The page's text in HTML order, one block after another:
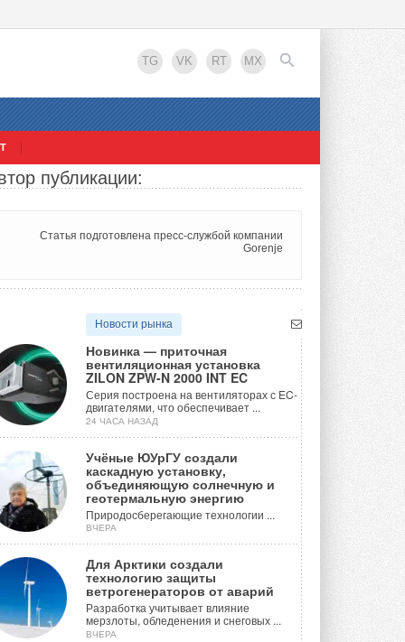
TG VK RT MX
публикации:
Статья подготовлена пресс-службой компании
Gorenje
Новости рынка
Новинка — приточная
вентиляционная установка
ZILON ZPW-N 2000 INT EC
Серия построена на вентиляторах с EC-
двигателями, что обеспечивает ...
24 ЧАСА НАЗАД
Учёные ЮУрГУ создали
каскадную установку,
объединяющую солнечную и
геотермальную энергию
Природосберегающие технологии ...
ВЧЕРА
Для Арктики создали
технологию защиты
ветрогенераторов от аварий
Разработка учитывает влияние
мерзлоты, обледенения и снеговых ...
ВЧЕРА